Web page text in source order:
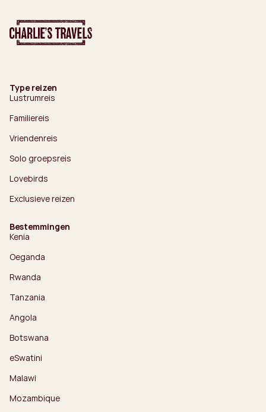
Type reizen
Lustrumreis
Familiereis
Vriendenreis
Solo groepsreis
Lovebirds
Exclusieve reizen
Bestemmingen
Kenia
Oeganda
Rwanda
Tanzania
Angola
Botswana
eSwatini
Malawi
Mozambique